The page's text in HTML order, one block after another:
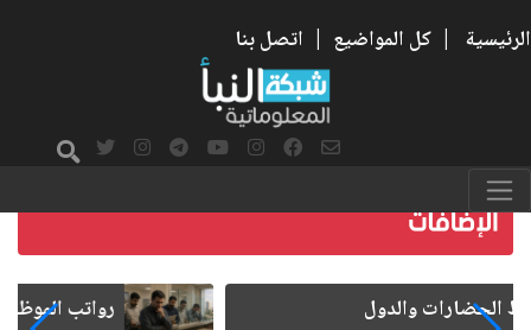
الرئيسية | كل المواضيع | اتصل بنا
رواتب الموظفين على صفيح ساخن